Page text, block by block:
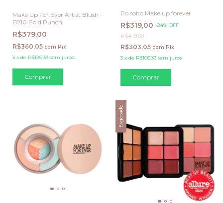
Make Up For Ever Artist Blush -
B210 Bold Punch
R$379,00
R$360,05 com Pix
3 x de R$126,33 sem juros
Po solto Make up forever
R$319,00 -24% OFF
R$419,00
R$303,05 com Pix
3 x de R$106,33 sem juros
Comprar
Esgotado